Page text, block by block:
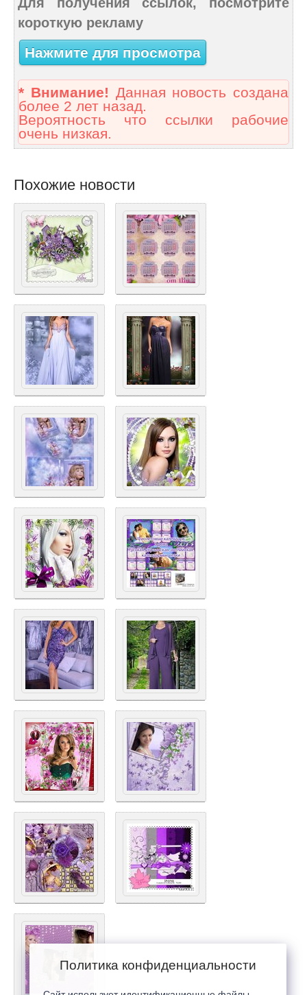
короткую рекламу
Нажмите для просмотра
* Внимание! Данная новость создана
более 2 лет назад.
Вероятность что ссылки рабочие
очень низкая.
Похожие новости
Политика конфиденциальности